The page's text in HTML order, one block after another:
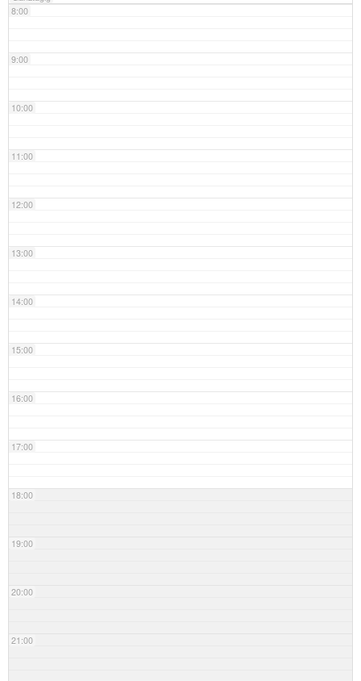
8:00
9:00
10:00
11:00
12:00
13:00
14:00
15:00
16:00
17:00
18:00
19:00
20:00
21:00